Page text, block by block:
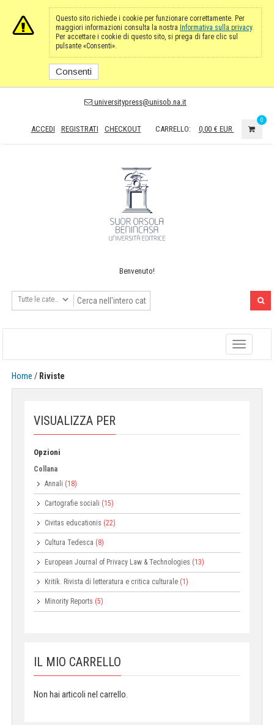
Questo sito richiede i cookie per funzionare correttamente. Per
maggiori informazioni consulta la nostra Informativa sulla privacy.
Per accettare i cookie di questo sito, si prega di fare clic sul
pulsante «Consenti».
Consenti
universitypress@unisob.na.it
ACCEDI REGISTRATI CHECKOUT CARRELLO: 0,00 € EUR
0
Benvenuto!
Toggle
navigation
Home / Riviste
VISUALIZZA PER
Opzioni
Collana
Annali (18)
Cartografie sociali (15)
Civitas educationis (22)
Cultura Tedesca (8)
European Journal of Privacy Law & Technologies (13)
Kritik. Rivista di letteratura e critica culturale (1)
Minority Reports (5)
IL MIO CARRELLO
Non hai articoli nel carrello.